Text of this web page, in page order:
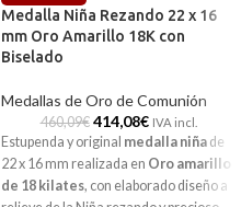
Medalla Niña Rezando 22 x 16
mm Oro Amarillo 18K con
Biselado
Medallas de Oro de Comunión
460,09€ 414,08€ IVA incl.
Estupenda y original medalla niña de
22 x 16 mm realizada en Oro amarillo
de 18 kilates, con elaborado diseño a